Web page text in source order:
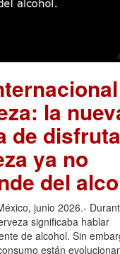
la
de
ya no
del
junio 2026.-
significaba hablar
de alcohol. Sin
están